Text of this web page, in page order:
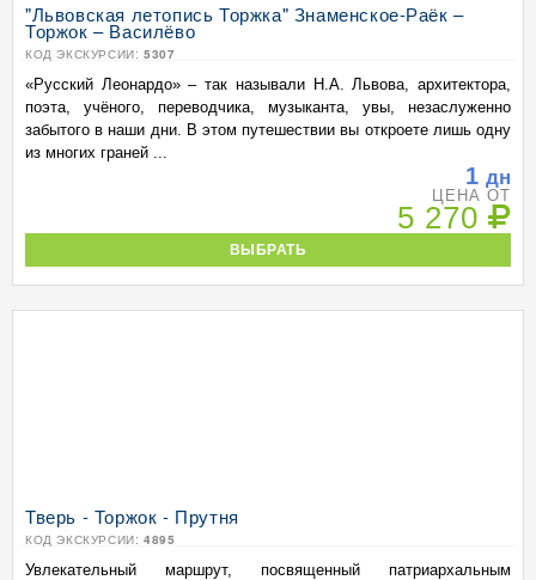
"Львовская летопись Торжка" Знаменское-Раёк –
Торжок – Василёво
КОД ЭКСКУРСИИ: 5307
«Русский Леонардо» – так называли Н.А. Львова, архитектора,
поэта, учёного, переводчика, музыканта, увы, незаслуженно
забытого в наши дни. В этом путешествии вы откроете лишь одну
из многих граней ...
1 дн
ЦЕНА ОТ
5 270
ВЫБРАТЬ
Тверь - Торжок - Прутня
КОД ЭКСКУРСИИ: 4895
Увлекательный маршрут, посвященный патриархальным